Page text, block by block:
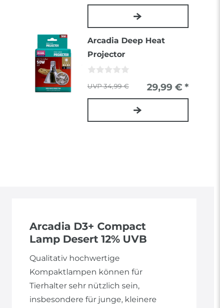
Arcadia Deep Heat
Projector
34,99 € 29,99 € *
Arcadia D3+ Compact
Lamp Desert 12% UVB
Qualitativ hochwertige
Kompaktlampen können für
Tierhalter sehr nützlich sein,
insbesondere für junge, kleinere